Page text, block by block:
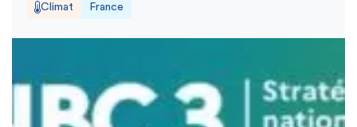
Climat France